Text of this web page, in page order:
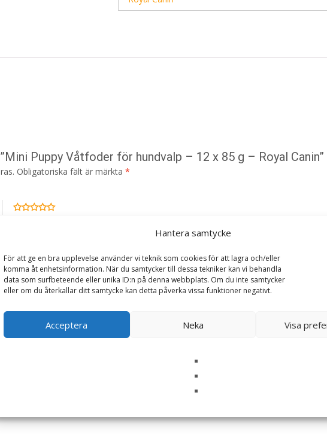
Hantera samtycke
För att ge en bra upplevelse använder vi teknik som cookies för att lagra och/eller
komma åt enhetsinformation. När du samtycker till dessa tekniker kan vi behandla
data som surfbeteende eller unika ID:n på denna webbplats. Om du inte samtycker
eller om du återkallar ditt samtycke kan detta påverka vissa funktioner negativt.
Acceptera Neka Visa
Puppy Våtfoder för hundvalp – 12 x 85 g – Royal Canin”
Obligatoriska fält är märkta *
webbplats i denna webbläsare till nästa gång jag skriver en kommentar.